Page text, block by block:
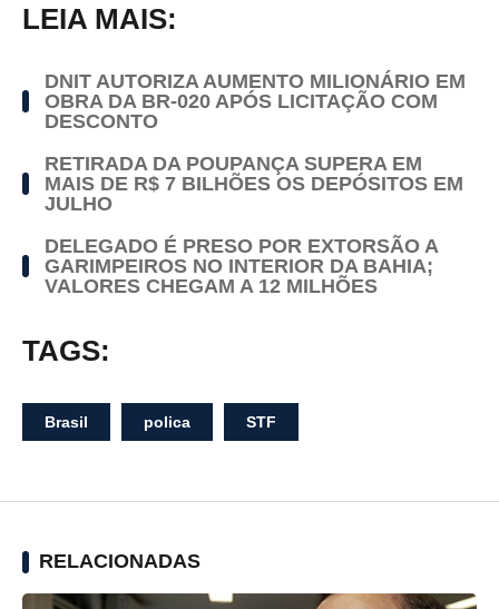
LEIA MAIS:
DNIT AUTORIZA AUMENTO MILIONÁRIO EM
OBRA DA BR-020 APÓS LICITAÇÃO COM
DESCONTO
RETIRADA DA POUPANÇA SUPERA EM
MAIS DE R$ 7 BILHÕES OS DEPÓSITOS EM
JULHO
DELEGADO É PRESO POR EXTORSÃO A
GARIMPEIROS NO INTERIOR DA BAHIA;
VALORES CHEGAM A 12 MILHÕES
TAGS:
Brasil polica STF
RELACIONADAS